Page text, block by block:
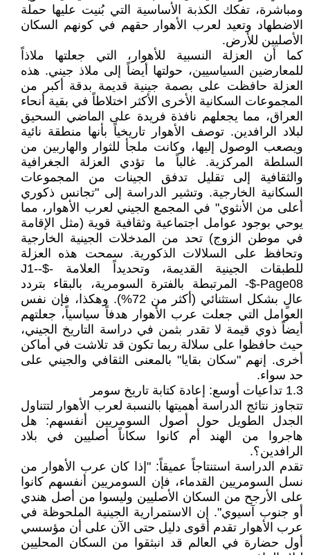
ومباشرة، تفكك الكذبة الأساسية التي بُنيت عليها حملة
الاضطهاد وتعيد لعرب الأهوار حقهم في كونهم السكان
الأصليين للأرض.
كما أن العزلة النسبية للأهوار، التي جعلتها ملاذاً
للمعارضين السياسيين، حولتها أيضاً إلى ملاذ جيني. هذه
العزلة حافظت على بصمة جينية قديمة بدقة أكبر من
المجموعات السكانية الأخرى الأكثر اختلاطاً في بقية أنحاء
العراق، مما يجعلهم نافذة فريدة على الماضي السحيق
لبلاد الرافدين. توصف الأهوار تاريخياً بأنها منطقة نائية
ويصعب الوصول إليها، وكانت ملجأ للثوار والهاربين من
السلطة المركزية. غالباً ما تؤدي العزلة الجغرافية
والثقافية إلى تقليل تدفق الجينات من المجموعات
السكانية الخارجية. وتشير الدراسة إلى "تجانس ذكوري
أعلى من الأنثوي" في المجمع الجيني لعرب الأهوار، مما
يوحي بوجود عوامل اجتماعية وثقافية قوية (مثل الإقامة
في موطن الزوج) تحد من المدخلات الجينية الخارجية
وتحافظ على السلالات الذكورية. سمحت هذه العزلة
للطبقات الجينية القديمة، وتحديداً العلامة -$-J1-
Page08-$- المرتبطة بالفترة السومرية، بالبقاء بتردد
عالٍ بشكل استثنائي (أكثر من 72%). وهكذا، فإن نفس
العوامل التي جعلت عرب الأهوار هدفاً سياسياً، جعلتهم
أيضاً ذوي قيمة لا تقدر بثمن في دراسة التاريخ الجيني،
حيث حافظوا على سلالة ربما تكون قد تلاشت في أماكن
أخرى. إنهم "سكان بقايا" بالمعنى الثقافي والجيني على
حد سواء.
1.3 تداعيات أوسع: إعادة كتابة تاريخ سومر
تتجاوز نتائج الدراسة أهميتها بالنسبة لعرب الأهوار لتتناول
الجدل الطويل حول أصول السومريين أنفسهم: هل
هاجروا من الهند أم كانوا سكاناً أصليين في بلاد
الرافدين؟.
تقدم الدراسة استنتاجاً عميقاً: "إذا كان عرب الأهوار من
نسل السومريين القدماء، فإن السومريين أنفسهم كانوا
على الأرجح من السكان الأصليين وليسوا من أصل هندي
أو جنوب آسيوي". إن الاستمرارية الجينية الملحوظة في
عرب الأهوار تقدم أقوى دليل حتى الآن على أن مؤسسي
أول حضارة في العالم قد انبثقوا من السكان المحليين